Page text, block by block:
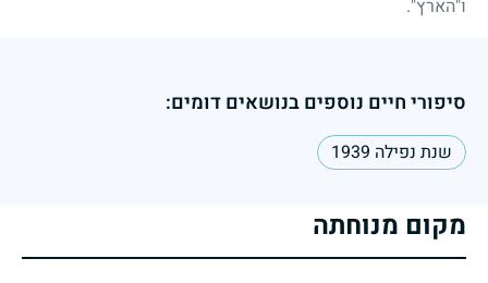
ו"הארץ".
סיפורי חיים נוספים בנושאים דומים:
שנת נפילה 1939
מקום מנוחתה